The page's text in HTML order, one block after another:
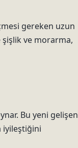
gereken uzun
şişlik ve morarma,
Bu yeni gelişen
iyileştiğini